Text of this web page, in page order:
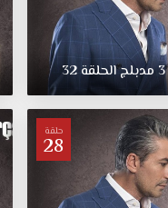
3 مدبلجالحلقة32
حلقة
28